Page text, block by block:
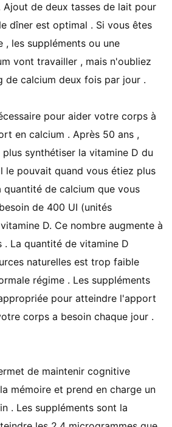
Ajout de deux tasses de lait pour
dîner est optimal . Si vous êtes
, les suppléments ou une
vont travailler , mais n'oubliez
de calcium deux fois par jour .
pour aider votre corps à
en calcium . Après 50 ans ,
synthétiser la vitamine D du
le pouvait quand vous étiez plus
quantité de calcium que vous
de 400 UI (unités
D. Ce nombre augmente à
. La quantité de vitamine D
naturelles est trop faible
régime . Les suppléments
pour atteindre l'apport
corps a besoin chaque jour .
de maintenir cognitive
mémoire et prend en charge un
. Les suppléments sont la